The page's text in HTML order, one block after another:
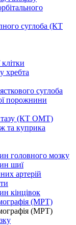
суглоба (КТ
хребта
суглоба
порожнини
тазу (КТ ОМТ)
та куприка
головного мозку
шиї
артерій
кінцівок
(МРТ)
(МРТ)